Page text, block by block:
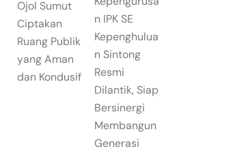
Ojol Sumut
Ciptakan
Ruang Publik
yang Aman
dan Kondusif
n IPK SE
Kepenghulua
n Sintong
Resmi
Dilantik, Siap
Bersinergi
Membangun
Generasi